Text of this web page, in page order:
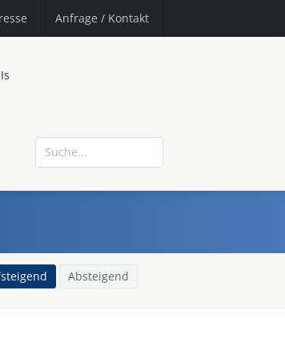
Anfrage / Kontakt
Absteigend